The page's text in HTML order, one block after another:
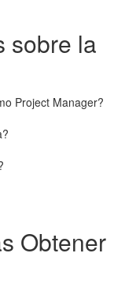
sobre la
Project Manager?
Obtener